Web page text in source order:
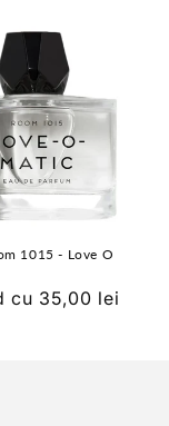
1015 - Love O
cu 35,00 lei